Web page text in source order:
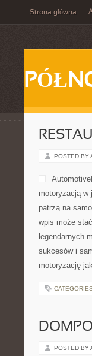
Strona główna
POSTED BY
motoryzacją w
patrzą na
wpis może
legendarnych
sukcesów i
motoryzację
POSTED BY